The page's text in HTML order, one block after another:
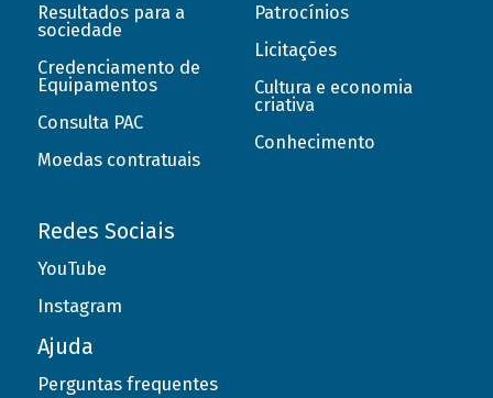
Resultados para a
sociedade
Credenciamento de
Equipamentos
Consulta PAC
Moedas contratuais
Patrocínios
Licitações
Cultura e economia
criativa
Conhecimento
Redes Sociais
YouTube
Instagram
Ajuda
Perguntas frequentes